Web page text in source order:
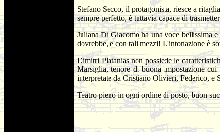
Stefano Secco, il protagonista, riesce a
sempre perfetto, è tuttavia capace di
Juliana Di Giacomo ha una voce bellissima
dovrebbe, e con tali mezzi! L'intonazione è
Dimitri Platanias non possiede le
Marsiglia, tenore di buona impostazione
interpretate da Cristiano Olivieri, Federico, e
Teatro pieno in ogni ordine di posto, buon